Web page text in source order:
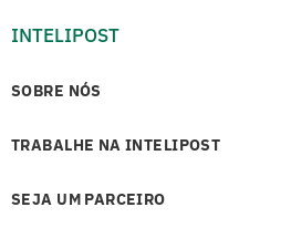
INTELIPOST
SOBRE NÓS
TRABALHE NA INTELIPOST
SEJA UM PARCEIRO